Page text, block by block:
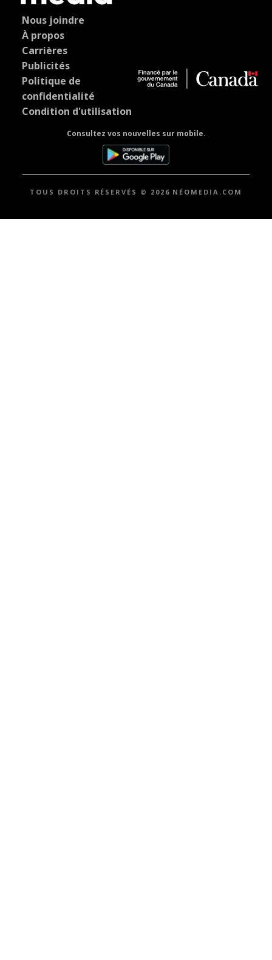
Nous joindre
À propos
Carrières
Publicités
Politique de
confidentialité
Condition d'utilisation
Consultez vos nouvelles sur mobile.
TOUS DROITS RÉSERVÉS © 2026 NÉOMEDIA.COM